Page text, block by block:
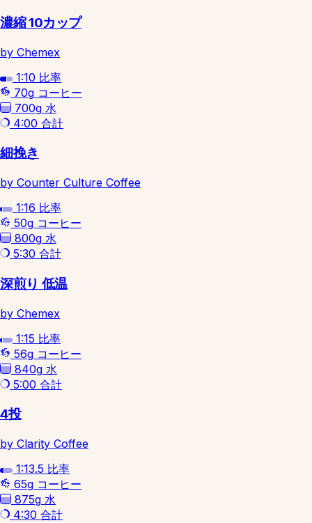
濃縮 10カップ
by Chemex
1:10 比率
70g コーヒー
700g 水
4:00 合計
細挽き
by Counter Culture Coffee
1:16 比率
50g コーヒー
800g 水
5:30 合計
深煎り 低温
by Chemex
1:15 比率
56g コーヒー
840g 水
5:00 合計
4投
by Clarity Coffee
1:13.5 比率
65g コーヒー
875g 水
4:30 合計